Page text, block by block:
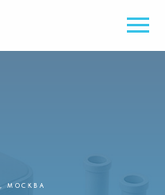
МОСКВА